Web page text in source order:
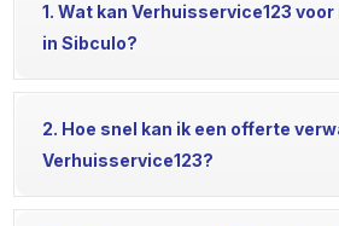
1. Wat kan Verhuisservice123
in Sibculo?
2. Hoe snel kan ik een offerte
Verhuisservice123?